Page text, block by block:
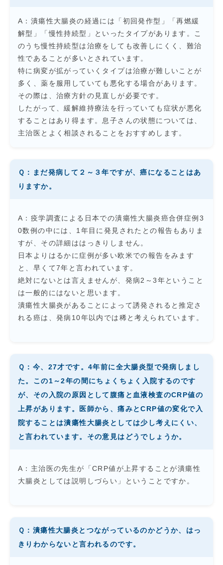
A：潰瘍性大腸炎の経過には「初回発作型」「再燃緩
解型」「慢性持続型」といったタイプがあります。こ
のうち慢性持続型は治療をしても改善しにくく、難治
性であることが多いとされています。
特に病変が拡がっていくタイプは治療が難しいことが
多く、薬を服用していても悪化する場合があります。
その際は、治療方針の見直しが必要です。
したがって、緩解維持療法を行っていても症状が悪化
することはあり得ます。息子さんの状態については、
主治医とよく相談されることをおすすめします。
Ｑ：まだ発病して２～３年ですが、癌になることはあ
りますか。
A：疫学調査による日本での潰瘍性大腸炎癌合併症例3
0数例の中には、1年目に発見されたとの報告もありま
すが、その詳細ははっきりしません。
日本よりはるかに症例が多い欧米での報告をみます
と、早くて7年と言われています。
絶対にないとは言えませんが、発病2～3年ということ
は一般的にはないと思います。
潰瘍性大腸炎があることによって誘発されると推定さ
れる癌は、発病10年以内では稀と考えられています。
Ｑ：今、27才です。4年前に全大腸炎型で発病しまし
た。この1～2年の間にちょくちょく入院するのです
が、その入院の原因として腹痛と血液検査のCRP値の
上昇があります。医師から、痛みとCRP値の変化で入
院することは潰瘍性大腸炎としては少し考えにくい、
と言われています。その意見はどうでしょうか。
A：主治医の先生が「CRP値が上昇することが潰瘍性
大腸炎としては説明しづらい」ということですか。
Ｑ：潰瘍性大腸炎とつながっているのかどうか、はっ
きりわからないと言われるのです。